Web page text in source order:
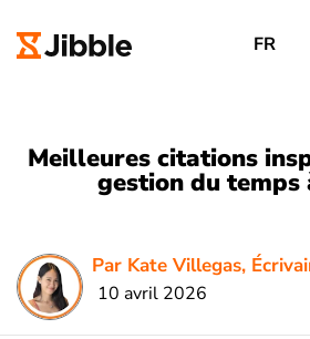
FR
Meilleures citations
gestion du temps
Par Kate Villegas,
10 avril 2026